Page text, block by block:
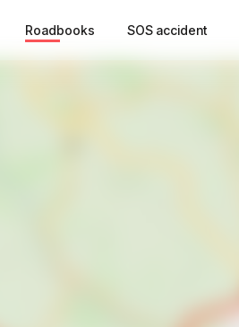
Roadbooks SOS accident